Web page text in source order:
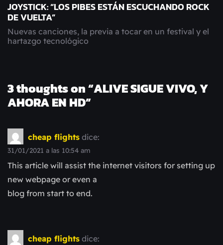
JOYSTICK: “LOS PIBES ESTÁN ESCUCHANDO ROCK
DE VUELTA”
Nuevas canciones, la previa a tocar en un festival y el
hartazgo tecnológico
3 thoughts on “ALIVE SIGUE VIVO, Y
AHORA EN HD”
cheap flights dice:
31/01/2021 a las 10:54 am
This article will assist the internet visitors for setting up
new webpage or even a
blog from start to end.
cheap flights dice: